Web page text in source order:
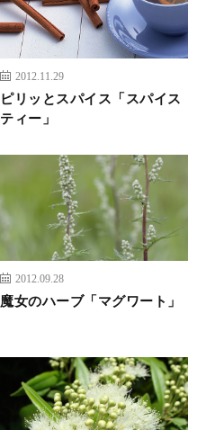
2012.11.29
ピリッとスパイス「スパイス
ティー」
2012.09.28
魔女のハーブ「マグワート」